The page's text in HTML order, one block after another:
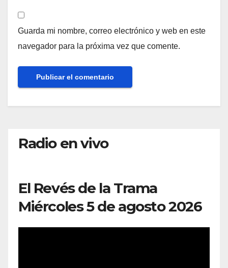
Guarda mi nombre, correo electrónico y web en este
navegador para la próxima vez que comente.
Radio en vivo
El Revés de la Trama
Miércoles 5 de agosto 2026